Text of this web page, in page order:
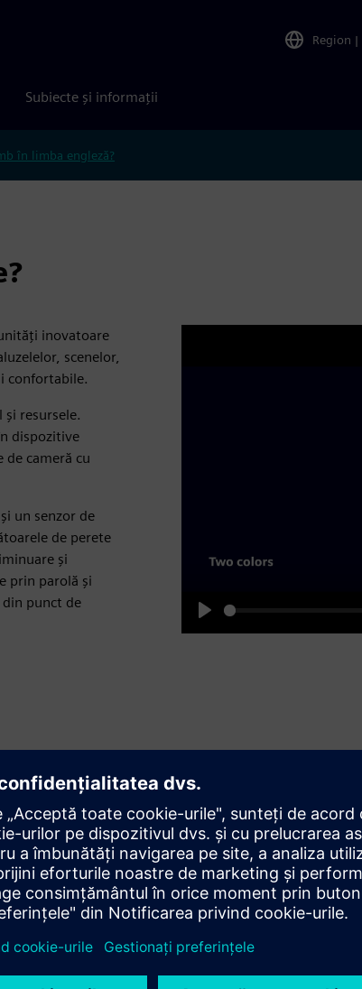
Region |
Subiecte și informații
în limba engleză?
inovatoare
scenelor,
confortabile.
resursele.
dispozitive
de cameră cu
un senzor de
de perete
și
prin parolă și
punct de
Play
camerei de control și
iluminatul și HVAC cu soluțiile noastre. Creați
pentru a adapta calitatea aerului, temperatura
funcției camerei. Vizualizați datele privind
și monitorizați particulele de aer pentru un